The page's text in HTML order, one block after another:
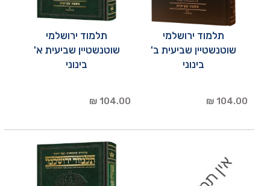
תלמוד ירושלמי
שוטנשטיין שביעית ב'
בינוני
104.00 ₪
תלמוד ירושלמי
שוטנשטיין שביעית א'
בינוני
104.00 ₪